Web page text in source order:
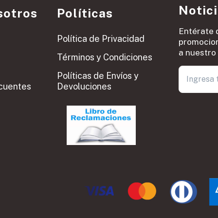
Políticas
Política de Privacidad
Términos y Condiciones
Políticas de Envíos y
Devoluciones
Entérate
a